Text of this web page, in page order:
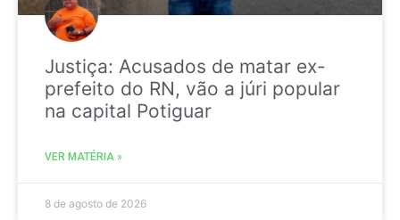
Justiça: Acusados de matar ex-
prefeito do RN, vão a júri popular
na capital Potiguar
VER MATÉRIA »
8 de agosto de 2026